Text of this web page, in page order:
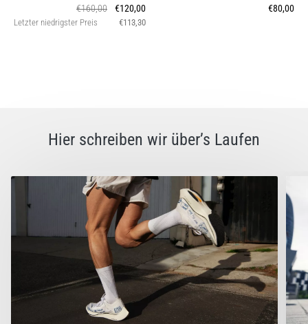
€160,00
€120,00
Letzter niedrigster Preis €113,30
€80,00
Hier schreiben wir über’s Laufen